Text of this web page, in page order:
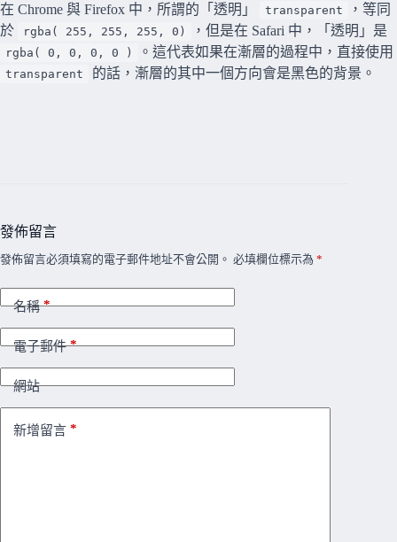
在 Chrome 與 Firefox 中，所謂的「透明」 transparent
，等同
於
rgba( 255, 255, 255, 0) ，但是在 Safari 中，「透明」是
rgba( 0, 0, 0, 0 ) 。這代表如果在漸層的過程中，直接使用
transparent 的話，漸層的其中一個方向會是黑色的背景。
發佈留言
發佈留言必須填寫的電子郵件地址不會公開。 必填欄位標示為 *
名稱*
電子郵件*
網站
新增留言 *